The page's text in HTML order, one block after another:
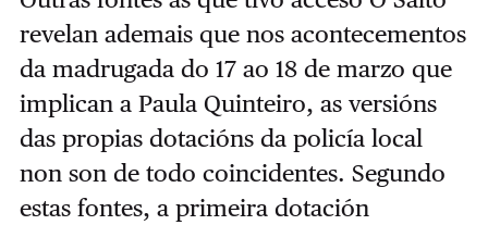
revelan ademais que nos acontecementos
da madrugada do 17 ao 18 de marzo que
implican a Paula Quinteiro, as versións
das propias dotacións da policía local
non son de todo coincidentes. Segundo
estas fontes, a primeira dotación